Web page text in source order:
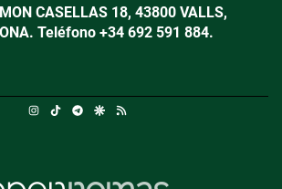
CASELLAS 18, 43800 VALLS,
Teléfono +34 692 591 884.
Instagram
TikTokTelegramGoogle Discover